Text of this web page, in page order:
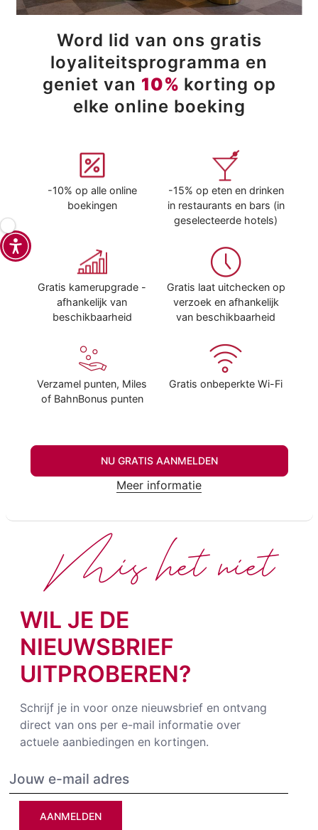
Word lid van ons gratis
loyaliteitsprogramma en
geniet van 10% korting op
elke online boeking
-10% op alle online
boekingen
-15% op eten en drinken
in restaurants en bars (in
geselecteerde hotels)
Gratis kamerupgrade -
afhankelijk van
beschikbaarheid
Gratis laat uitchecken op
verzoek en afhankelijk
van beschikbaarheid
Verzamel punten, Miles
of BahnBonus punten
Gratis onbeperkte Wi-Fi
NU GRATIS AANMELDEN
Meer informatie
WIL JE DE
NIEUWSBRIEF
UITPROBEREN?
Schrijf je in voor onze nieuwsbrief en ontvang
direct van ons per e-mail informatie over
actuele aanbiedingen en kortingen.
AANMELDEN
Mis het niet